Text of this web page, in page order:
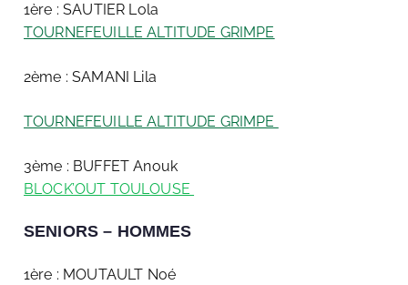
1ère : SAUTIER Lola
TOURNEFEUILLE ALTITUDE GRIMPE
2ème : SAMANI Lila
TOURNEFEUILLE ALTITUDE GRIMPE
3ème : BUFFET Anouk
BLOCK’OUT TOULOUSE
SENIORS – HOMMES
1ère : MOUTAULT Noé